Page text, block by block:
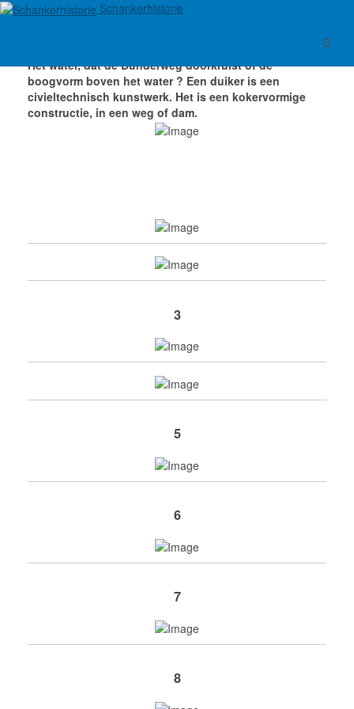
Schankerhistorie
Het water, dat de Bunderweg doorkruist of de
boogvorm boven het water ? Een duiker is een
civieltechnisch kunstwerk. Het is een kokervormige
constructie, in een weg of dam.
3
5
6
7
8